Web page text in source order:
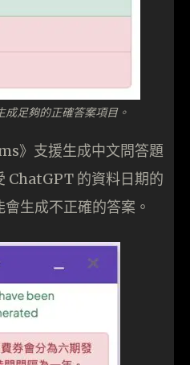
足夠的正確答案項目。
》支援生成中文問答題
ChatGPT 的資料日期的
生成不正確的答案。